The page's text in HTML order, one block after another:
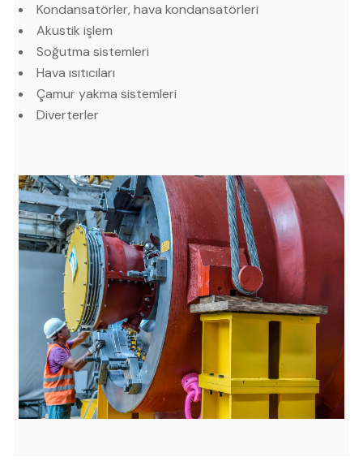
Kondansatörler, hava kondansatörleri
Akustik işlem
Soğutma sistemleri
Hava ısıtıcıları
Çamur yakma sistemleri
Diverterler